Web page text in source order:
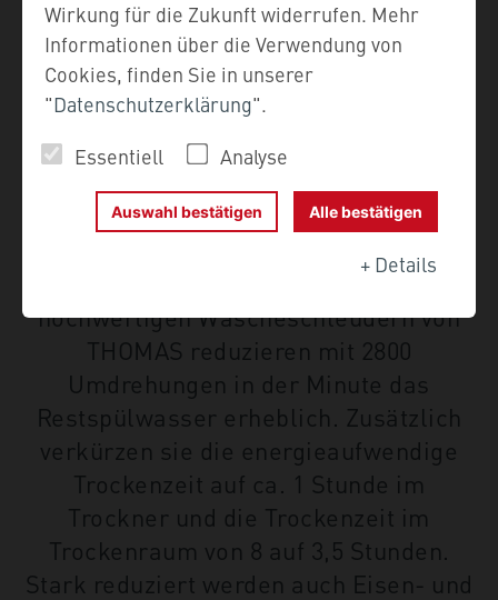
TROCKNEN – WÄSCHE­
SCHLEUDERN THOMAS
CENTRI
Wäscheschleudern haben ihren großen
Auftritt vor allem bei der Handwäsche
und bei allen Textilien, die schnell
wieder gebraucht werden. Die
hochwertigen Wäscheschleudern von
THOMAS reduzieren mit 2800
Umdrehungen in der Minute das
Restspülwasser erheblich. Zusätzlich
verkürzen sie die energieaufwendige
Trockenzeit auf ca. 1 Stunde im
Trockner und die Trockenzeit im
Trockenraum von 8 auf 3,5 Stunden.
Stark reduziert werden auch Eisen- und
Wirkung für die Zukunft widerrufen. Mehr
Informationen über die Verwendung von
Cookies, finden Sie in unserer
"Datenschutzerklärung".
Essentiell
Analyse
Auswahl bestätigen Alle bestätigen
+ Details